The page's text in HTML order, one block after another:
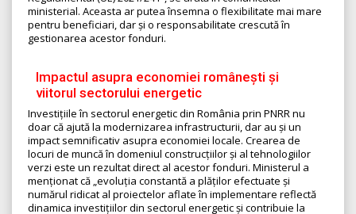
ministerial. Aceasta ar putea însemna o flexibilitate mai mare
pentru beneficiari, dar și o responsabilitate crescută în
gestionarea acestor fonduri.
Impactul asupra economiei românești și
viitorul sectorului energetic
Investițiile în sectorul energetic din România prin PNRR nu
doar că ajută la modernizarea infrastructurii, dar au și un
impact semnificativ asupra economiei locale. Crearea de
locuri de muncă în domeniul construcțiilor și al tehnologiilor
verzi este un rezultat direct al acestor fonduri. Ministerul a
menționat că „evoluția constantă a plăților efectuate și
numărul ridicat al proiectelor aflate în implementare reflectă
dinamica investițiilor din sectorul energetic și contribuie la